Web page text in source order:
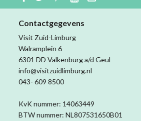
Contactgegevens
Visit Zuid-Limburg
Walramplein 6
6301 DD Valkenburg a/d Geul
info@visitzuidlimburg.nl
043- 609 8500
KvK nummer: 14063449
BTW nummer: NL807531650B01